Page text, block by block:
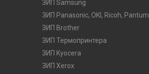
ЗИП Samsung
ЗИП Panasonic, OKI, Ricoh, Pantum
ЗИП Brother
ЗИП Термопринтера
ЗИП Kyocera
ЗИП Xerox